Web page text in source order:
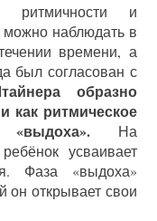
ритмичности и
можно наблюдать в
времени, а
был согласован с
образно
как ритмическое
На
усваивает
Фаза «выдоха»
он открывает свои